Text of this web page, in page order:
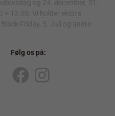
og 24. december. 31.
– 13.00. Vi holder ekstra
Friday, 5. Juli og andre
Følg os på:
F
I